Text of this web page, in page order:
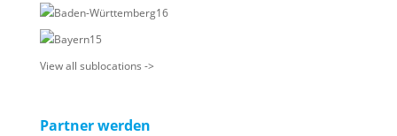
Baden-Württemberg16
Bayern15
View all sublocations ->
Partner werden